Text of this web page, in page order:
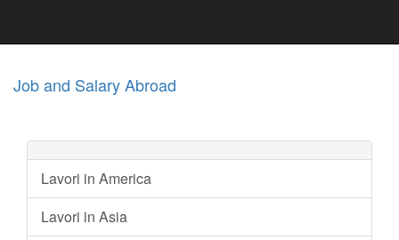
Job and Salary Abroad
Lavori in America
Lavori in Asia